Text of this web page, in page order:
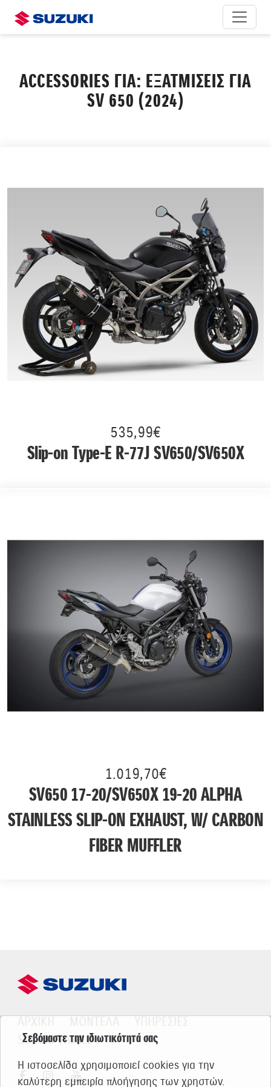
ACCESSORIES ΓΙΑ: ΕΞΑΤΜΙΣΕΙΣ ΓΙΑ
SV 650 (2024)
535,99€
Slip-on Type-E R-77J SV650/SV650X
1.019,70€
SV650 17-20/SV650X 19-20 ALPHA
STAINLESS SLIP-ON EXHAUST, W/ CARBON
FIBER MUFFLER
SUZUKI WORLD
Σεβόμαστε την ιδιωτικότητά σας
Η ιστοσελίδα χρησιμοποιεί cookies για την
καλύτερη εμπειρία πλοήγησης των χρηστών.